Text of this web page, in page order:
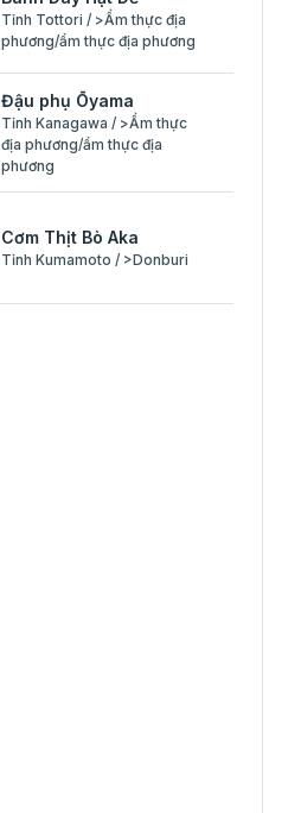
Tỉnh Tottori / >Ẩm thực địa
phương/ẩm thực địa phương
Đậu phụ Ōyama
Tỉnh Kanagawa / >Ẩm thực
địa phương/ẩm thực địa
phương
Cơm Thịt Bò Aka
Tỉnh Kumamoto / >Donburi